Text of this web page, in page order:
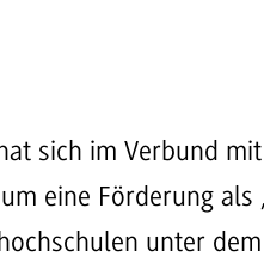
sich im Verbund
eine Förderung als
unter